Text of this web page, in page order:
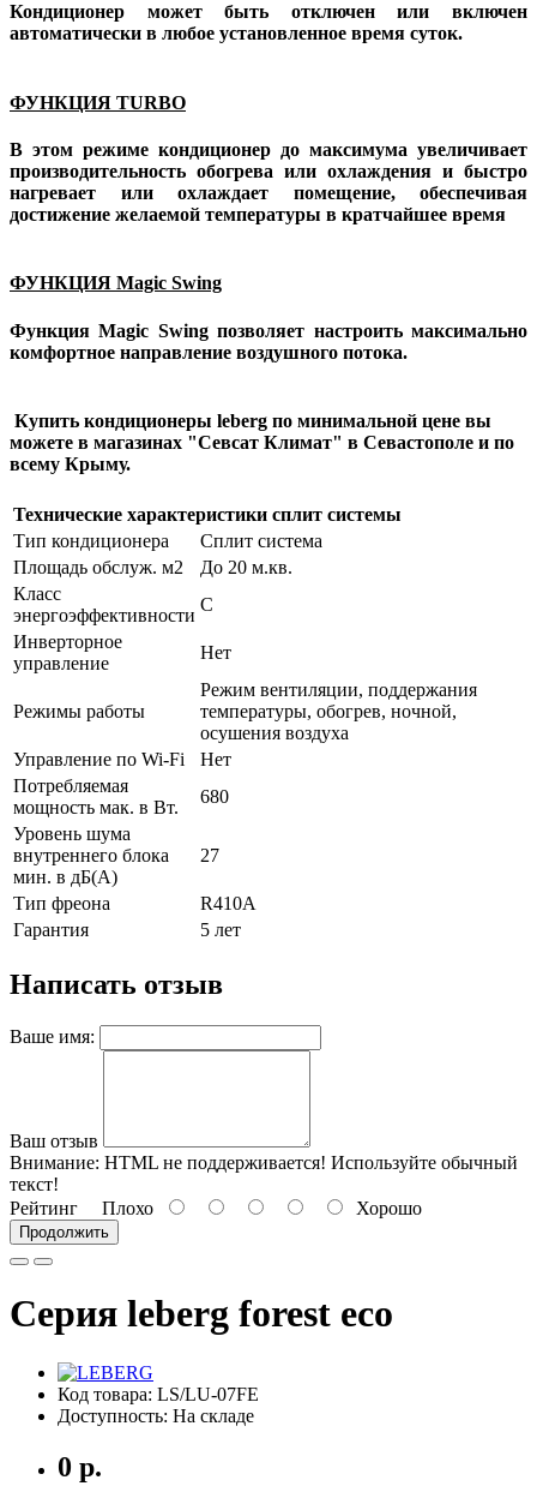
Кондиционер может быть отключен или включен
автоматически в любое установленное время суток.
ФУНКЦИЯ TURBO
В этом режиме кондиционер до максимума увеличивает
производительность обогрева или охлаждения и быстро
нагревает или охлаждает помещение, обеспечивая
достижение желаемой температуры в кратчайшее время
ФУНКЦИЯ Magic Swing
Функция Magic Swing позволяет настроить максимально
комфортное направление воздушного потока.
Купить кондиционеры leberg по минимальной цене вы
можете в магазинах "Севсат Климат" в Севастополе и по
всему Крыму.
Технические характеристики сплит системы
Тип кондиционера
Сплит система
Площадь обслуж. м2
До 20 м.кв.
Класс
энергоэффективности
C
Инверторное
управление
Нет
Режимы работы
Режим вентиляции, поддержания
температуры, обогрев, ночной,
осушения воздуха
Управление по Wi-Fi
Нет
Потребляемая
мощность мак. в Вт.
680
Уровень шума
внутреннего блока
мин. в дБ(А)
27
Тип фреона
R410А
Гарантия
5 лет
Написать отзыв
Ваше имя:
Ваш отзыв
Внимание: HTML не поддерживается! Используйте обычный
текст!
Рейтинг Плохо Хорошо
Продолжить
Серия leberg forest eco
Код товара: LS/LU-07FE
Доступность: На складе
0 р.